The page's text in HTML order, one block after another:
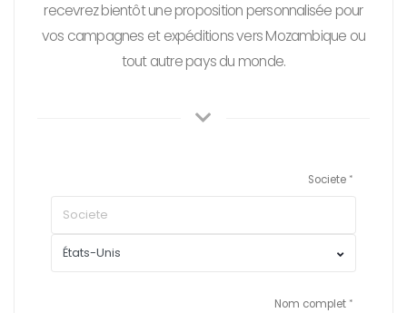
recevrez bientôt une proposition personnalisée pour
vos campagnes et expéditions vers Mozambique ou
tout autre pays du monde.
Societe
Nom complet